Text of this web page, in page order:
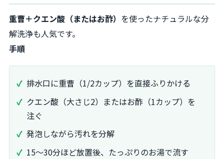
重曹＋クエン酸（またはお酢） を使ったナチュラルな分
解洗浄も人気です。
手順
排水口に重曹（1/2カップ）を直接ふりかける
クエン酸（大さじ2）またはお酢（1カップ）を
注ぐ
発泡しながら汚れを分解
15〜30分ほど放置後、たっぷりのお湯で流す